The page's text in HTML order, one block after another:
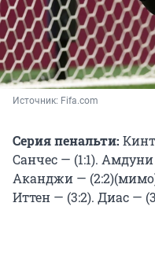
Источник: Fifa.сom
Серия пенальти:
Санчес — (1:1).
Аканджи —
Иттен — (3:2). Диас —